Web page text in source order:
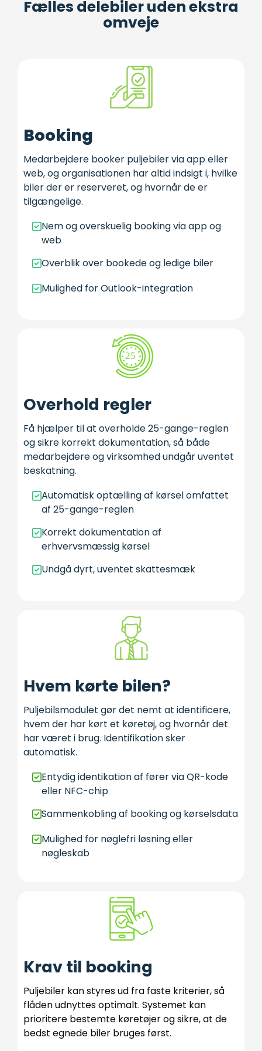
Fælles delebiler uden ekstra
omveje
Booking
Medarbejdere booker puljebiler via app eller
web, og organisationen har altid indsigt i, hvilke
biler der er reserveret, og hvornår de er
tilgængelige.
Nem og overskuelig booking via app og
web
Overblik over bookede og ledige biler
Mulighed for Outlook-integration
Overhold regler
Få hjælper til at overholde 25-gange-reglen
og sikre korrekt dokumentation, så både
medarbejdere og virksomhed undgår uventet
beskatning.
Automatisk optælling af kørsel omfattet
af 25-gange-reglen
Korrekt dokumentation af
erhvervsmæssig kørsel
Undgå dyrt, uventet skattesmæk
Hvem kørte bilen?
Puljebilsmodulet gør det nemt at identificere,
hvem der har kørt et køretøj, og hvornår det
har været i brug. Identifikation sker
automatisk.
Entydig identikation af fører via QR-kode
eller NFC-chip
Sammenkobling af booking og kørselsdata
Mulighed for nøglefri løsning eller
nøgleskab
Krav til booking
Puljebiler kan styres ud fra faste kriterier, så
flåden udnyttes optimalt. Systemet kan
prioritere bestemte køretøjer og sikre, at de
bedst egnede biler bruges først.